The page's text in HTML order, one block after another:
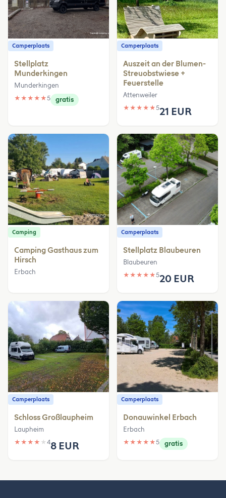
Camperplaats
Stellplatz
Munderkingen
Munderkingen
★ ★ ★ ★ ★5 gratis
Camperplaats
Auszeit an der Blumen-
Streuobstwiese +
Feuerstelle
Attenweiler
★ ★ ★ ★ ★521 EUR
Camping
Camping Gasthaus zum
Hirsch
Erbach
Camperplaats
Stellplatz Blaubeuren
Blaubeuren
★ ★ ★ ★ ★520 EUR
Camperplaats
Schloss Großlaupheim
Laupheim
★ ★ ★ ★ ★ 48 EUR
Camperplaats
Donauwinkel Erbach
Erbach
★ ★ ★ ★ ★5 gratis